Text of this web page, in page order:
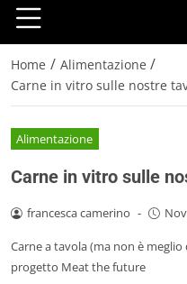
Home / Alimentazione /
Carne in vitro sulle nostre
Alimentazione
Carne in vitro sulle
francesca camerino -
Carne a tavola (ma non è
progetto Meat the future